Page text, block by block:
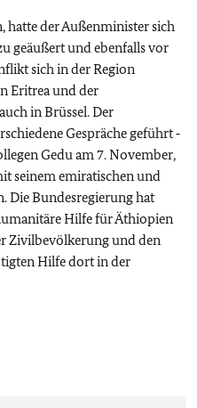
hatte der Außenminister sich
geäußert und ebenfalls vor
sich in der Region
Eritrea und der
in Brüssel. Der
Gespräche geführt ‑
Gedu am 7. November,
seinem emiratischen und
Die Bundesregierung hat
Hilfe für Äthiopien
Zivilbevölkerung und den
Hilfe dort in der